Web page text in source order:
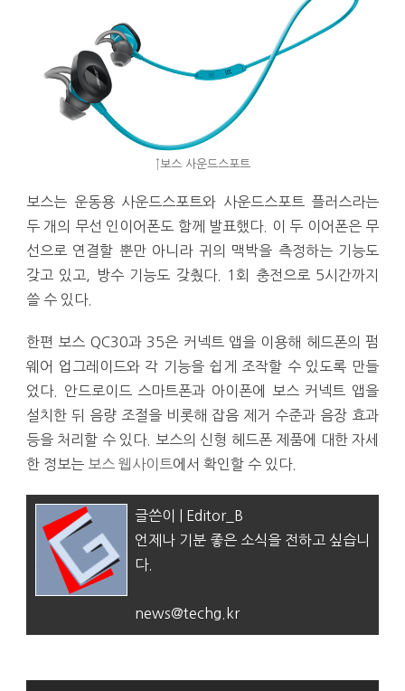
↑보스 사운드스포트
보스는 운동용 사운드스포트와 사운드스포트 플러스라는
두 개의 무선 인이어폰도 함께 발표했다. 이 두 이어폰은 무
선으로 연결할 뿐만 아니라 귀의 맥박을 측정하는 기능도
갖고 있고, 방수 기능도 갖췄다. 1회 충전으로 5시간까지
쓸 수 있다.
한편 보스 QC30과 35은 커넥트 앱을 이용해 헤드폰의 펌
웨어 업그레이드와 각 기능을 쉽게 조작할 수 있도록 만들
었다. 안드로이드 스마트폰과 아이폰에 보스 커넥트 앱을
설치한 뒤 음량 조절을 비롯해 잡음 제거 수준과 음장 효과
등을 처리할 수 있다. 보스의 신형 헤드폰 제품에 대한 자세
한 정보는 보스 웹사이트에서 확인할 수 있다.
글쓴이 | Editor_B
언제나 기분 좋은 소식을 전하고 싶습니
다.
news@techg.kr